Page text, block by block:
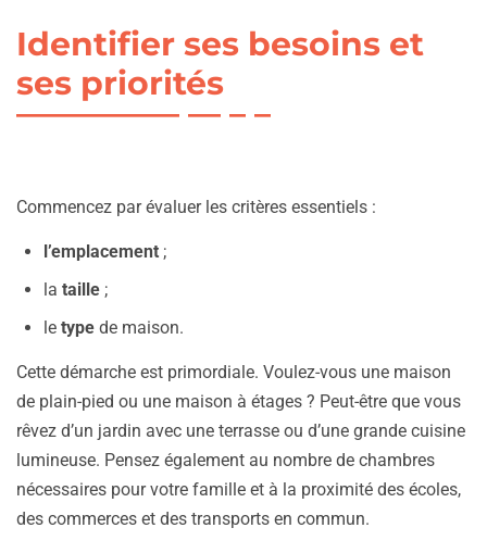
Identifier ses besoins et
ses priorités
Commencez par évaluer les critères essentiels :
l’emplacement ;
la taille ;
le type de maison.
Cette démarche est primordiale. Voulez-vous une maison
de plain-pied ou une maison à étages ? Peut-être que vous
rêvez d’un jardin avec une terrasse ou d’une grande cuisine
lumineuse. Pensez également au nombre de chambres
nécessaires pour votre famille et à la proximité des écoles,
des commerces et des transports en commun.